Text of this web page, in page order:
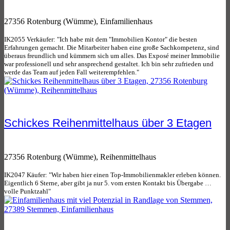
27356 Rotenburg (Wümme), Einfamilienhaus
IK2055 Verkäufer: "Ich habe mit dem "Immobilien Kontor" die besten
Erfahrungen gemacht. Die Mitarbeiter haben eine große Sachkompetenz, sind
überaus freundlich und kümmern sich um alles. Das Exposé meiner Immobilie
war professionell und sehr ansprechend gestaltet. Ich bin sehr zufrieden und
werde das Team auf jeden Fall weiterempfehlen."
Schickes Reihenmittelhaus über 3 Etagen
27356 Rotenburg (Wümme), Reihenmittelhaus
IK2047 Käufer: "Wir haben hier einen Top-Immobilienmakler erleben können.
Eigentlich 6 Sterne, aber gibt ja nur 5. vom ersten Kontakt bis Übergabe …
volle Punktzahl"